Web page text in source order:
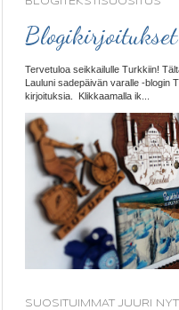
Tervetuloa seikkailulle Turkkiin!
Lauluni sadepäivän varalle -blogin
kirjoituksia. Klikkaamalla ik...
SUOSITUIMMAT JUURI NYT